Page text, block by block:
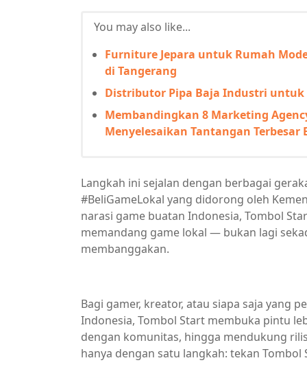
You may also like...
Furniture Jepara untuk Rumah
di Tangerang
Distributor Pipa Baja Industri untuk
Membandingkan 8 Marketing
Menyelesaikan Tantangan Terbesar
Langkah ini sejalan dengan berbagai
#BeliGameLokal yang didorong oleh
narasi game buatan Indonesia, Tombol
memandang game lokal — bukan lagi
membanggakan.
Bagi gamer, kreator, atau siapa saja yang
Indonesia, Tombol Start membuka pintu
dengan komunitas, hingga mendukung
hanya dengan satu langkah: tekan